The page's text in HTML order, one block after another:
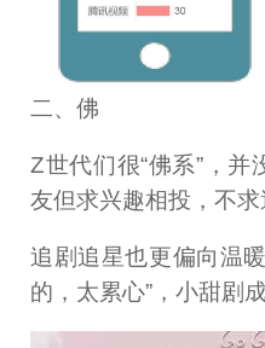
二、佛
Z世代们很“佛系”，并
友但求兴趣相投，不求
追剧追星也更偏向温
的，太累心”，小甜剧